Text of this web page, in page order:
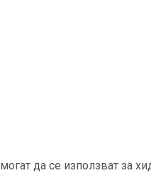
могат да се използват за